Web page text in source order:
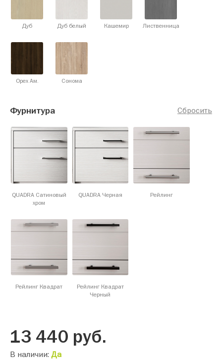
Дуб Дуб белый Кашемир Лиственница
Орех Ам. Сонома
Сбросить
Фурнитура
QUADRA Сатиновый
хром
QUADRA Черная Рейлинг
Рейлинг Квадрат
Рейлинг Квадрат
Черный
13 440 руб.
В наличии: Да